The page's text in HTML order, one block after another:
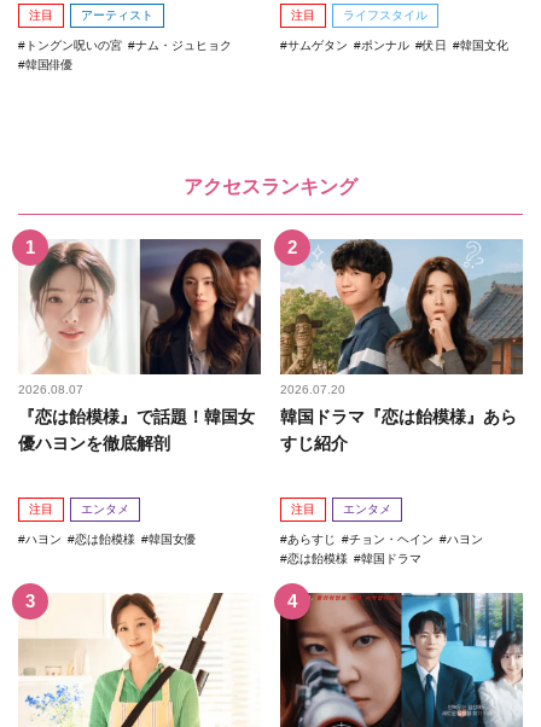
注目 アーティスト
トングン呪いの宮
ナム・ジュヒョク
韓国俳優
注目 ライフスタイル
サムゲタン ポンナル 伏日 韓国文化
アクセスランキング
2026.08.07
『恋は飴模様』で話題！韓国女
優ハヨンを徹底解剖
注目 エンタメ
ハヨン 恋は飴模様 韓国女優
2026.07.20
韓国ドラマ『恋は飴模様』あら
すじ紹介
注目 エンタメ
あらすじ チョン・ヘイン
ハヨン
恋は飴模様
韓国ドラマ